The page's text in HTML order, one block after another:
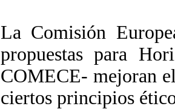
La Comisión
propuestas para
COMECE- mejoran
ciertos principios